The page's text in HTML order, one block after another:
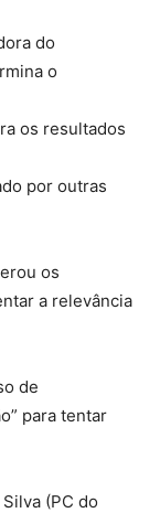
do
o
os resultados
por outras
os
a relevância
de
para tentar
(PC do